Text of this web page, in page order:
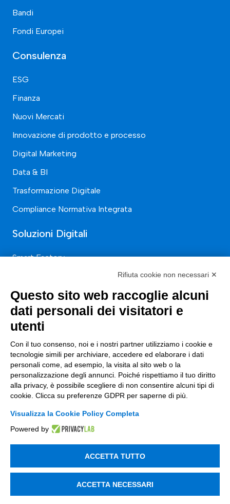
Bandi
Fondi Europei
Consulenza
ESG
Finanza
Nuovi Mercati
Innovazione di prodotto e processo
Digital Marketing
Data & BI
Trasformazione Digitale
Compliance Normativa Integrata
Soluzioni Digitali
Smart Factory
Soluzioni Custom
Soluzioni AI
Compliance
Contacts
info@tinextainnovationhub.com
+39 0522 733711
Rifiuta cookie non necessari ✕
Questo sito web raccoglie alcuni
dati personali dei visitatori e
utenti
Con il tuo consenso, noi e i nostri partner utilizziamo i cookie e
tecnologie simili per archiviare, accedere ed elaborare i dati
personali come, ad esempio, la visita al sito web o la
personalizzazione degli annunci. Poiché rispettiamo il tuo diritto
alla privacy, è possibile scegliere di non consentire alcuni tipi di
cookie. Clicca su preferenze GDPR per saperne di più.
Visualizza la Cookie Policy Completa
Powered by
ACCETTA TUTTO
ACCETTA NECESSARI